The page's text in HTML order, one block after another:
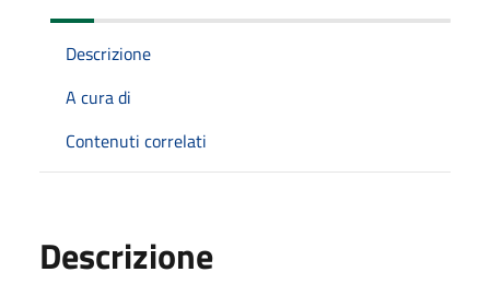
Descrizione
A cura di
Contenuti correlati
Descrizione